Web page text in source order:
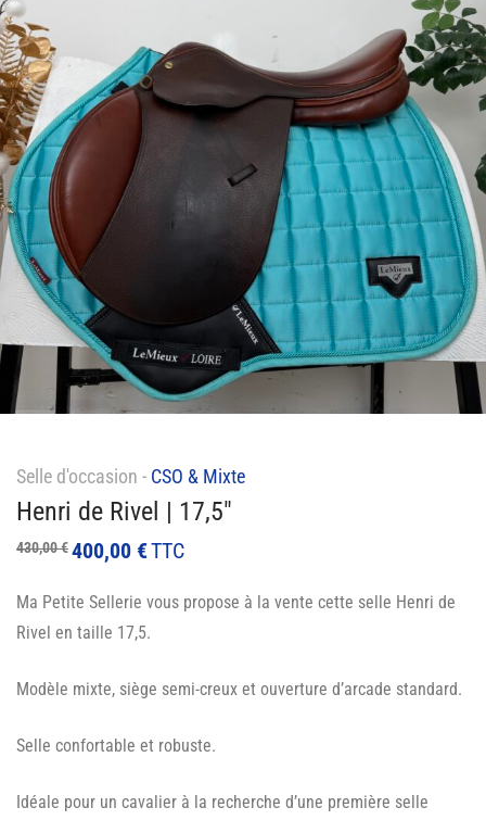
Selle d'occasion - CSO & Mixte
Henri de Rivel | 17,5″
430,00€400,00 €TTC
Ma Petite Sellerie vous propose à la vente cette selle Henri de
Rivel en taille 17,5.
Modèle mixte, siège semi-creux et ouverture d’arcade standard.
Selle confortable et robuste.
Idéale pour un cavalier à la recherche d’une première selle